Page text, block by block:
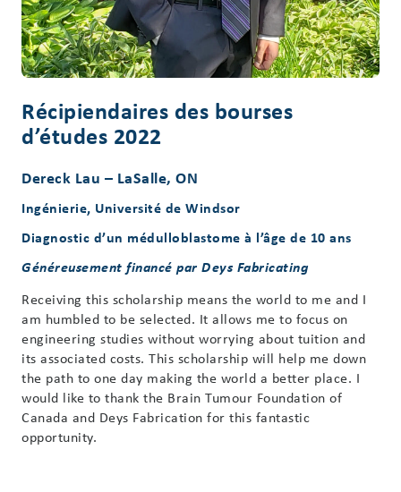
Récipiendaires des bourses
d’études 2022
Dereck Lau – LaSalle, ON
Ingénierie, Université de Windsor
Diagnostic d’un médulloblastome à l’âge de 10 ans
Généreusement financé par Deys Fabricating
Receiving this scholarship means the world to me and I
am humbled to be selected. It allows me to focus on
engineering studies without worrying about tuition and
its associated costs. This scholarship will help me down
the path to one day making the world a better place. I
would like to thank the Brain Tumour Foundation of
Canada and Deys Fabrication for this fantastic
opportunity.